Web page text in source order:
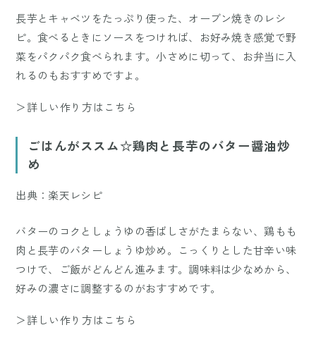
長芋とキャベツをたっぷり使った、オーブン焼きのレシ
ピ。食べるときにソースをつければ、お好み焼き感覚で野
菜をパクパク食べられます。小さめに切って、お弁当に入
れるのもおすすめですよ。
＞詳しい作り方はこちら
ごはんがススム☆鶏肉と長芋のバター醤油炒
め
出典：楽天レシピ
バターのコクとしょうゆの香ばしさがたまらない、鶏もも
肉と長芋のバターしょうゆ炒め。こっくりとした甘辛い味
つけで、ご飯がどんどん進みます。調味料は少なめから、
好みの濃さに調整するのがおすすめです。
＞詳しい作り方はこちら